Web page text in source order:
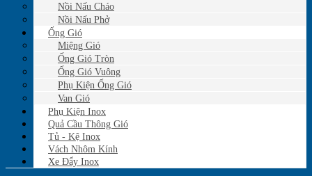
Nồi Nấu Cháo
Nồi Nấu Phở
Ống Gió
Miệng Gió
Ống Gió Tròn
Ống Gió Vuông
Phụ Kiện Ống Gió
Van Gió
Phụ Kiện Inox
Quả Cầu Thông Gió
Tủ - Kệ Inox
Vách Nhôm Kính
Xe Đẩy Inox